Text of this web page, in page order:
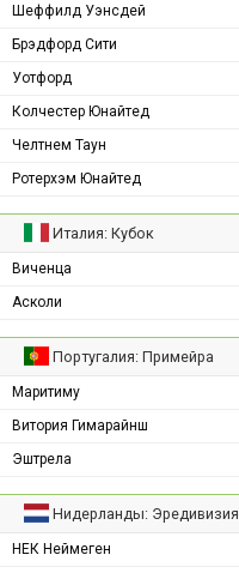
Шеффилд Уэнсдей
Брэдфорд Сити
Уотфорд
Колчестер Юнайтед
Челтнем Таун
Ротерхэм Юнайтед
Италия: Кубок
Виченца
Асколи
Португалия: Примейра
Маритиму
Витория Гимарайнш
Эштрела
Нидерланды: Эредивизия
НЕК Неймеген